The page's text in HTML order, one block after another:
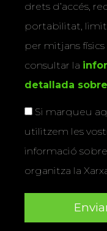
drets d’accés,
portabilitat,
per mitjans
consultar la
detallada
Si marqueu
utilitzem les
informació
organitza la